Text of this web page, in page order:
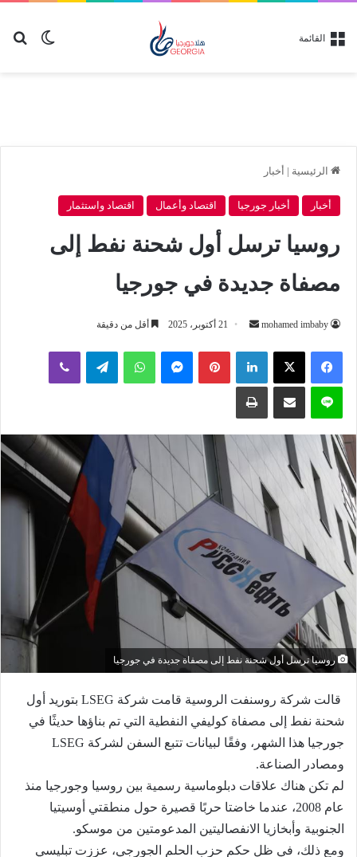
الوضع القائمة
الرئيسية | أخبار
أخبار أخبار جورجيا اقتصاد وأعمال اقتصاد واستثمار
روسيا ترسل أول شحنة نفط إلى
مصفاة جديدة في جورجيا
mohamed imbaby
أرسل
إلكترونيا
21 أكتوبر، 2025 أقل من دقيقة
لينكدإن بينتيريستماسنجر واتساب تيلقرام ڤايبر
لاين مشاركة عبر البريد طباعة
روسيا ترسل أول شحنة نفط إلى مصفاة جديدة في جورجيا
قالت شركة روسنفت الروسية
قامت شركة LSEG بتوريد أول
شحنة نفط إلى مصفاة كوليفي النفطية التي تم بناؤها حديثًا في
جورجيا هذا الشهر، وفقًا لبيانات تتبع السفن لشركة LSEG
ومصادر الصناعة.
لم تكن هناك علاقات دبلوماسية رسمية بين روسيا وجورجيا منذ
عام 2008، عندما خاضتا حربًا قصيرة حول منطقتي أوسيتيا
الجنوبية وأبخازيا الانفصاليتين المدعومتين من موسكو.
ومع ذلك، في ظل حكم حزب الحلم الجورجي، عززت تبليسي